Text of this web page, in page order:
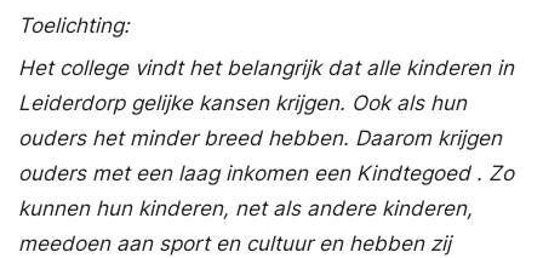
Toelichting:
Het college vindt het belangrijk dat alle kinderen in
Leiderdorp gelijke kansen krijgen. Ook als hun
ouders het minder breed hebben. Daarom krijgen
ouders met een laag inkomen een Kindtegoed . Zo
kunnen hun kinderen, net als andere kinderen,
meedoen aan sport en cultuur en hebben zij